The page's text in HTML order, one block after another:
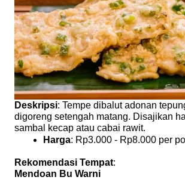
Deskripsi: Tempe dibalut adonan
digoreng setengah matang. Disajikan
sambal kecap atau cabai rawit.
Harga: Rp3.000 - Rp8.000 per
Rekomendasi Tempat:
Mendoan Bu Warni